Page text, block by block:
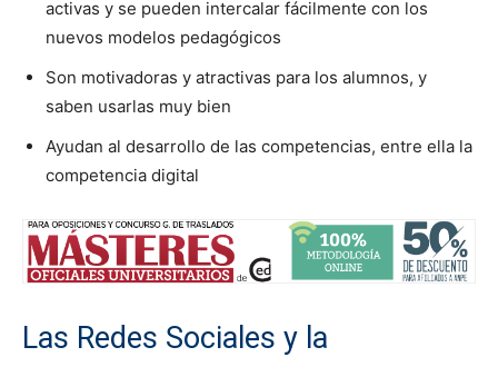
activas y se pueden intercalar fácilmente con los
nuevos modelos pedagógicos
Son motivadoras y atractivas para los alumnos, y
saben usarlas muy bien
Ayudan al desarrollo de las competencias, entre ella la
competencia digital
Las Redes Sociales y la